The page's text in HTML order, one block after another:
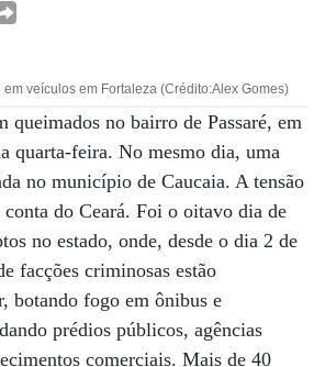
veículos em Fortaleza (Crédito:Alex Gomes)
queimados no bairro de Passaré, em
quarta-feira. No mesmo dia, uma
no município de Caucaia. A tensão
do Ceará. Foi o oitavo dia de
no estado, onde, desde o dia 2 de
facções criminosas estão
botando fogo em ônibus e
prédios públicos, agências
comerciais. Mais de 40